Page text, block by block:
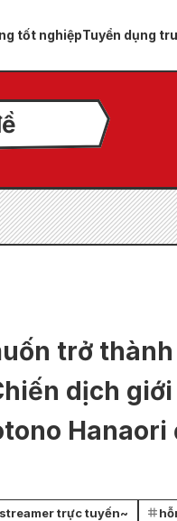
tốt nghiệpTuyển dụng
trở
dịch
Hanaori
trực tuyến~